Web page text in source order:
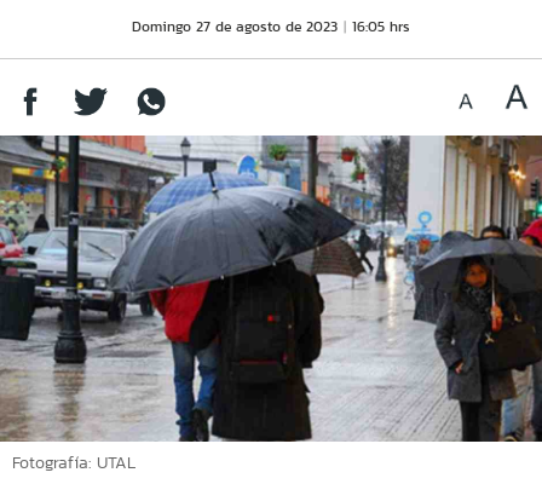
Domingo 27 de agosto de 2023 16:05 hrs
Fotografía: UTAL